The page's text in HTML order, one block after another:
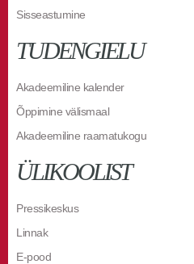
Sisseastumine
TUDENGIELU
Akadeemiline kalender
Õppimine välismaal
Akadeemiline raamatukogu
ÜLIKOOLIST
Pressikeskus
Linnak
E-pood